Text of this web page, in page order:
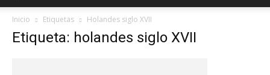
Inicio Etiquetas Holandes siglo XVII
Etiqueta: holandes siglo XVII